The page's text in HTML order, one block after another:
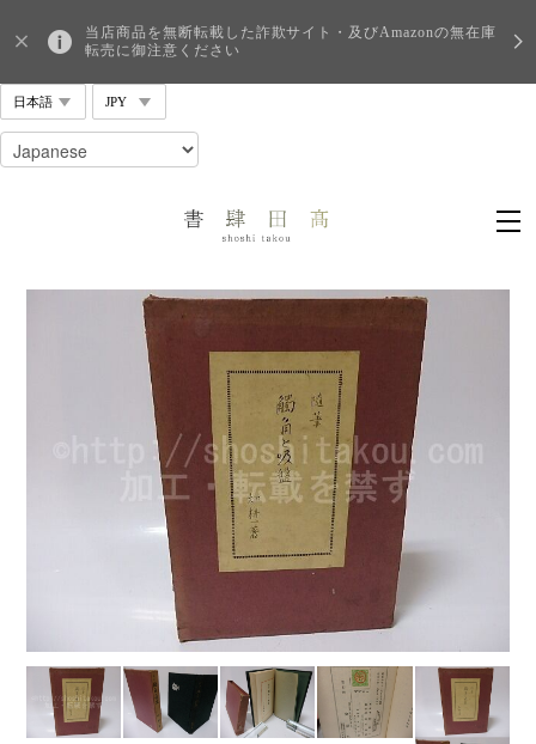
当店商品を無断転載した詐欺サイト・及びAmazonの無在庫
転売に御注意ください